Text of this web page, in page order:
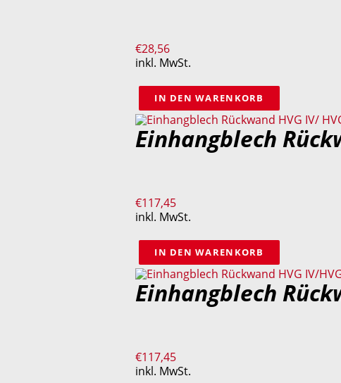
€28,56
inkl. MwSt.
IN DEN WARENKORB
Einhangblech
€117,45
inkl. MwSt.
IN DEN WARENKORB
Einhangblech
€117,45
inkl. MwSt.